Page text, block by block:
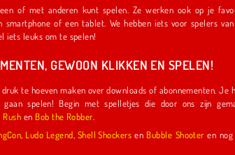
dus hoe oud je ook bent, je vindt altijd wel iets leuks om te spelen!
GEWOON KLIKKEN EN SPELEN!
abonnementen. Je hoeft
die door ons zijn gemaakt,
Uphill Rush en Bob the Robber
Ludo Legend Shell Shockers en Bubble Shooter en nog veel